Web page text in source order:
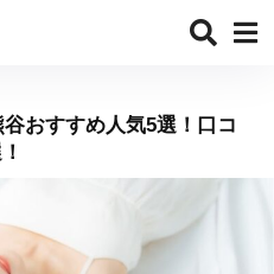
谷おすすめ人気5選！口コ